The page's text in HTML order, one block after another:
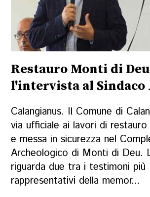
Restauro Monti di
l'intervista al
Calangianus. Il Comune di
via ufficiale ai lavori di
e messa in sicurezza nel
Archeologico di Monti di Deu.
riguarda due tra i testimoni più
rappresentativi della memor...